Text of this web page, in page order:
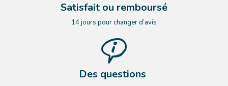
Satisfait ou remboursé
14 jours pour changer d’avis
Des questions